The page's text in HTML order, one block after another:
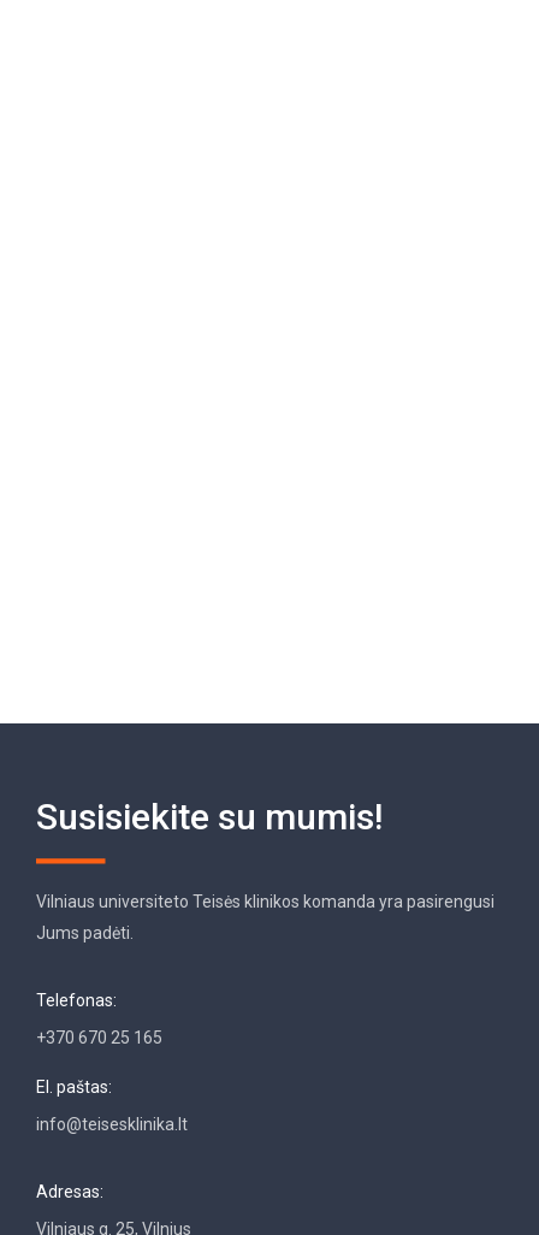
Susisiekite su mumis!
Vilniaus universiteto Teisės klinikos komanda yra pasirengusi
Jums padėti.
Telefonas:
+370 670 25 165
El. paštas:
info@teisesklinika.lt
Adresas:
Vilniaus g. 25, Vilnius